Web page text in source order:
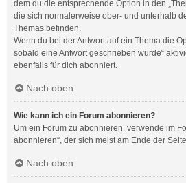
dem du die entsprechende Option in den
die sich normalerweise ober- und unterhalb
Themas befinden.
Wenn du bei der Antwort auf ein Thema die
sobald eine Antwort geschrieben wurde“
ebenfalls für dich abonniert.
Nach oben
Wie kann ich ein Forum abonnieren?
Um ein Forum zu abonnieren, verwende im
abonnieren“, der sich meist am Ende der
Nach oben